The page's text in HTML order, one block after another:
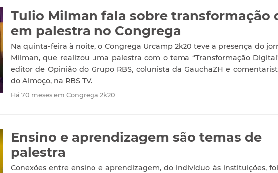
Tulio Milman fala sobre transformação
em palestra no Congrega
Na quinta-feira à noite, o Congrega Urcamp 2k20 teve a presença do
Milman, que realizou uma palestra com o tema “Transformação
editor de Opinião do Grupo RBS, colunista da GauchaZH e
do Almoço, na RBS TV.
Há 70 meses em Congrega 2k20
Ensino e aprendizagem são temas de
palestra
Conexões entre ensino e aprendizagem, do indivíduo às instituições,